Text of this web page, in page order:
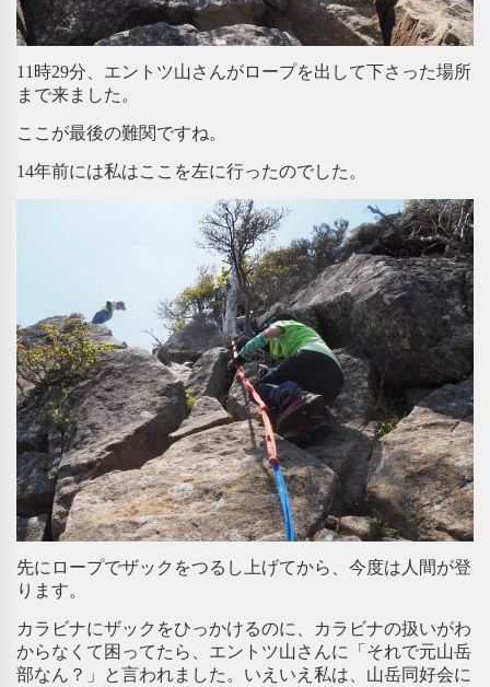
11時29分、エントツ山さんがロープを出して下さった場所
まで来ました。
ここが最後の難関ですね。
14年前には私はここを左に行ったのでした。
先にロープでザックをつるし上げてから、今度は人間が登
ります。
カラビナにザックをひっかけるのに、カラビナの扱いがわ
からなくて困ってたら、エントツ山さんに「それで元山岳
部なん？」と言われました。いえいえ私は、山岳同好会に